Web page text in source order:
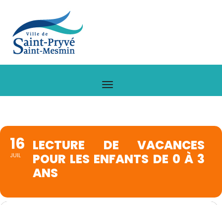
16
JUIL
LECTURE DE VACANCES
POUR LES ENFANTS DE 0 À 3
ANS